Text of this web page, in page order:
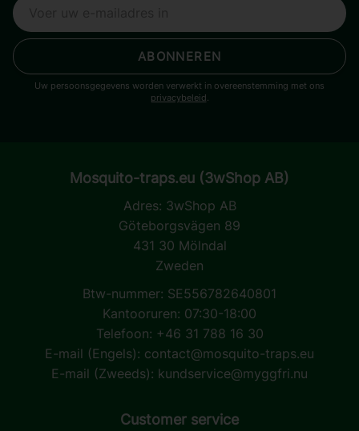
ABONNEREN
Uw persoonsgegevens worden verwerkt in overeenstemming met ons
privacybeleid
Mosquito-traps.eu (3wShop AB)
Adres: 3wShop AB
Göteborgsvägen 89
431 30 Mölndal
Zweden
Btw-nummer: SE556782640801
Kantooruren: 07:30-18:00
Telefoon: +46 31 788 16 30
E-mail (Engels): contact@mosquito-traps.eu
E-mail (Zweeds): kundservice@myggfri.nu
Customer service